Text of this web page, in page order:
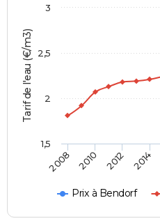
Tarif de l'eau (€/m3)
Prix à Bendorf
2008 2010 2012 2014
2
2,5
3
1,5